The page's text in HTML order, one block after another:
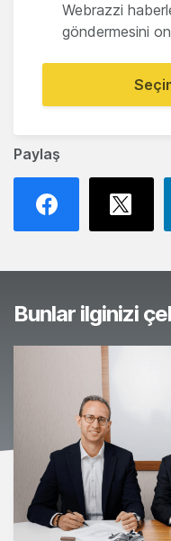
Paylaş
Webrazzi
göndermesini
Bunlar ilginizi